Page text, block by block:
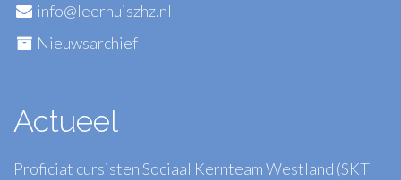
info@leerhuiszhz.nl
Nieuwsarchief
Actueel
Proficiat cursisten Sociaal Kernteam Westland (SKT